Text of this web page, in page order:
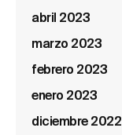
abril 2023
marzo 2023
febrero 2023
enero 2023
diciembre 2022